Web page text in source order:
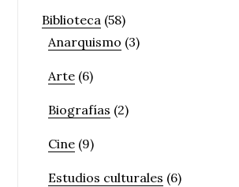
Biblioteca (58)
Anarquismo (3)
Arte (6)
Biografías (2)
Cine (9)
Estudios culturales (6)